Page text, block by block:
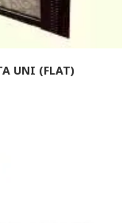
UNI (FLAT)